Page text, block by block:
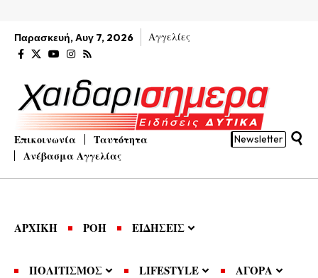
Παρασκευή, Αυγ 7, 2026 Αγγελίες
Επικοινωνία
Ταυτότητα
Ανέβασμα Αγγελίας
Newsletter
ΑΡΧΙΚΗ ΡΟΗ ΕΙΔΗΣΕΙΣ
ΠΟΛΙΤΙΣΜΟΣ LIFESTYLE ΑΓΟΡΑ